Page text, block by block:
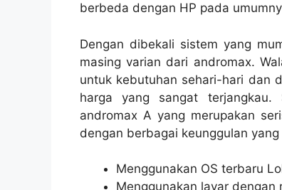
berbeda dengan HP pada
Dengan dibekali sistem yang
masing varian dari andromax.
untuk kebutuhan sehari-hari dan
harga yang sangat
andromax A yang merupakan
dengan berbagai keunggulan
Menggunakan OS terbaru
Menggunakan layar dengan